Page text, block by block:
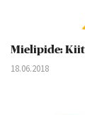
Mielipide:
18.06.2018